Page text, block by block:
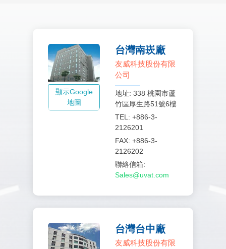
顯示Google
地圖
台灣南崁廠
友威科技股份有限
公司
地址: 338 桃園市蘆
竹區厚生路51號6樓
TEL: +886-3-
2126201
FAX: +886-3-
2126202
聯絡信箱:
Sales@uvat.com
台灣台中廠
友威科技股份有限